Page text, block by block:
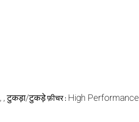
, , टुकड़ा/टुकड़ेफ़ीचर : High Performance